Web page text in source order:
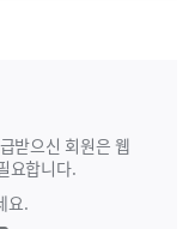
받으신 회원은 웹
요합니다.
요.